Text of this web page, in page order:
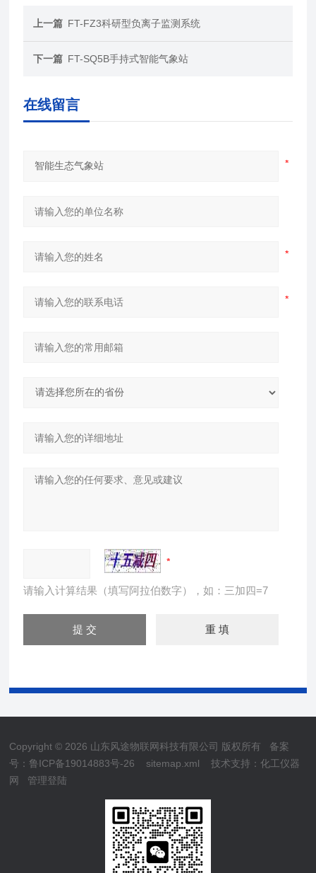
上一篇 FT-FZ3科研型负离子监测系统
下一篇 FT-SQ5B手持式智能气象站
在线留言
请输入计算结果（填写阿拉伯数字），如：三加四=7
Copyright © 2026 山东风途物联网科技有限公司 版权所有 备案
号：鲁ICP备19014883号-26
sitemap.xml 技术支持：化工仪器
网
管理登陆